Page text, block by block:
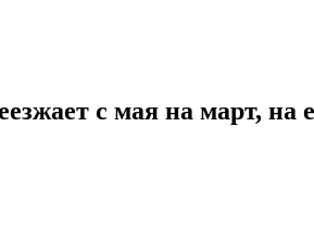
с мая на март, на